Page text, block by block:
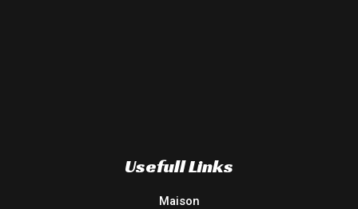
Usefull Links
Maison